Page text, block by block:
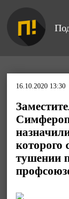
16.10.2020 13:30
которого
тушении